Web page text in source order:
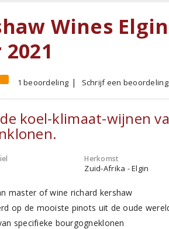
Wines
1 beoordeling Schrijf een beoordeling
koel-klimaat-wijnen
Herkomst
Zuid-Afrika - Elgin
master of wine richard kershaw
op de mooiste pinots uit de oude
specifieke bourgogneklonen